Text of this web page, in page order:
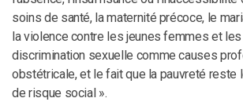
soins de santé, la maternité précoce, le
la violence contre les jeunes femmes et
discrimination sexuelle comme causes
obstétricale, et le fait que la pauvreté reste
de risque social ».